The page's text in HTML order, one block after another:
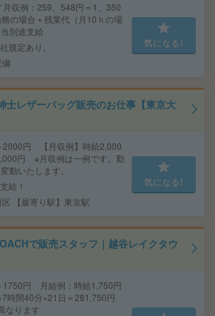
月収例：259、548円＝1、350
の場合＋残業代（月10ｈの場
別途支給
規定あり。 気になる!
士レザーバッグ販売のお仕事【東京大
2000円 【月収例】時給2,000
円 ※月収例は一例です。勤
動いたします。
給！
【最寄り駅】東京駅
気になる!
で販売スタッフ｜越谷レイクタウ
1750円 月給例：時給1,750円
時間40分×21日＝281,750円
なります